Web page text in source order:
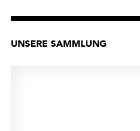
UNSERE SAMMLUNG